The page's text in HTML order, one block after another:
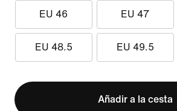
EU 46 EU 47
EU 48.5 EU 49.5
Añadir a la cesta